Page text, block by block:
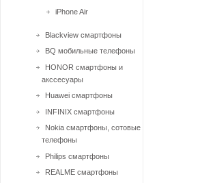
iPhone Air
Blackview смартфоны
BQ мобильные телефоны
HONOR смартфоны и
акссесуары
Huawei смартфоны
INFINIX смартфоны
Nokia смартфоны, сотовые
телефоны
Philips смартфоны
REALME смартфоны